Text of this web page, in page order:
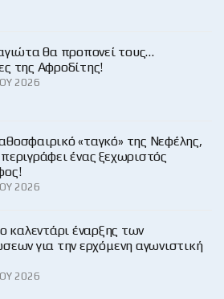
θα προπονεί τους…
της Αφροδίτης!
2026
«ταγκό» της Νεφέλης,
ένας ξεχωριστός
2026
καλεντάρι έναρξης των
για την ερχόμενη αγωνιστική
2026